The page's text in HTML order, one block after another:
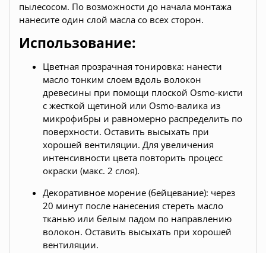
пылесосом. По возможности до начала монтажа
нанесите один слой масла со всех сторон.
Использование:
Цветная прозрачная тонировка: нанести
масло тонким слоем вдоль волокон
древесины при помощи плоской Osmo-кисти
с жесткой щетиной или Osmo-валика из
микрофибры и равномерно распределить по
поверхности. Оставить высыхать при
хорошей вентиляции. Для увеличения
интенсивности цвета повторить процесс
окраски (макс. 2 слоя).
Декоративное морение (бейцевание): через
20 минут после нанесения стереть масло
тканью или белым падом по направлению
волокон. Оставить высыхать при хорошей
вентиляции.